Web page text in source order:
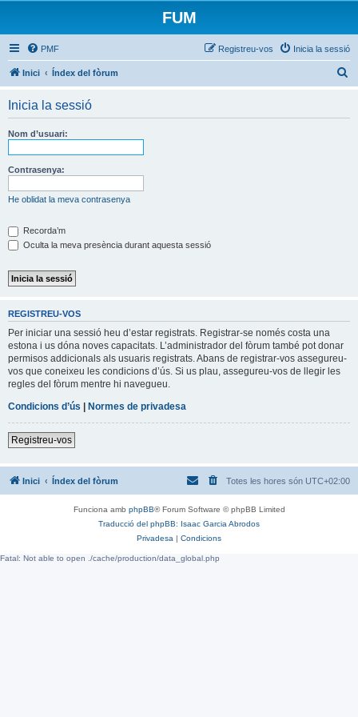
FUM
PMF Inicia la sessió
Registreu-vos
Inici Índex del fòrum
Inicia la sessió
Nom d’usuari:
Contrasenya:
He oblidat la meva contrasenya
Recorda’m
Oculta la meva presència durant aquesta sessió
REGISTREU-VOS
Per iniciar una sessió heu d’estar registrats. Registrar-se només costa una
estona i us dóna noves capacitats. L’administrador del fòrum també pot donar
permisos addicionals als usuaris registrats. Abans de registrar-vos assegureu-
vos que coneixeu les condicions d’ús. Si us plau, assegureu-vos de llegir les
regles del fòrum mentre hi navegueu.
Condicions d’ús | Normes de privadesa
Registreu-vos
Inici Índex del fòrum Totes les hores són UTC+02:00
Funciona amb phpBB® Forum Software © phpBB Limited
Traducció del phpBB: Isaac Garcia Abrodos
Privadesa | Condicions
Fatal: Not able to open ./cache/production/data_global.php